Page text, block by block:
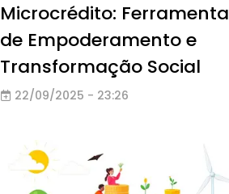
Microcrédito: Ferramenta
de Empoderamento e
Transformação Social
22/09/2025 - 23:26